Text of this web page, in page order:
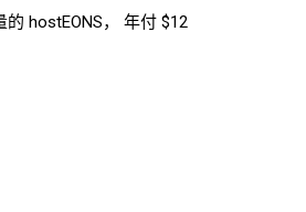
的 hostEONS， 年付 $12